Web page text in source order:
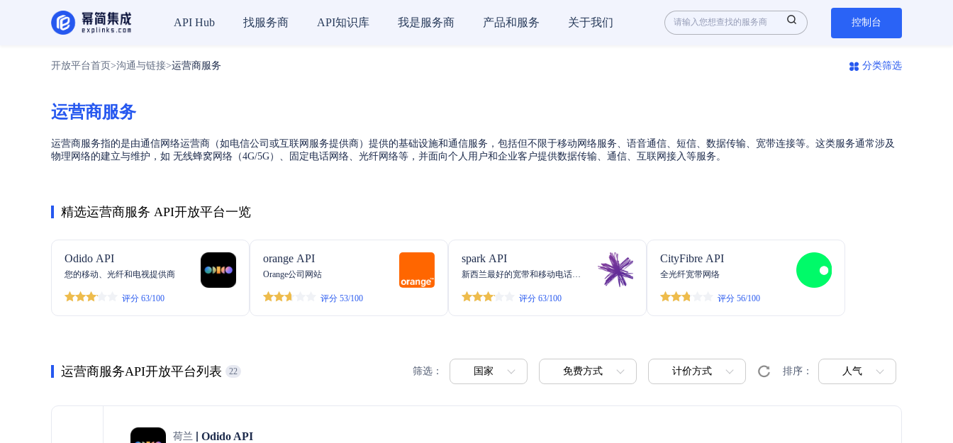
API Hub 找服务商 API知识库 我是服务商 产品和服务 关于我们 控制台
开放平台首页 >沟通与链接>运营商服务 分类筛选
运营商服务
运营商服务指的是由通信网络运营商（如电信公司或互联网服务提供商）提供的基础设施和通信服务，包括但不限于移动网络服务、语音通信、短信、数据传输、宽带连接等。这类服务通常涉及
物理网络的建立与维护，如 无线蜂窝网络（4G/5G）、固定电话网络、光纤网络等，并面向个人用户和企业客户提供数据传输、通信、互联网接入等服务。
精选运营商服务 API开放平台一览
Odido API
您的移动、光纤和电视提供商
评分 63/100
orange API
Orange公司网站
评分 53/100
spark API
新西兰最好的宽带和移动电话计
评分 63/100
CityFibre API
全光纤宽带网络
评分 56/100
运营商服务API开放平台列表 22 筛选： 国家 免费方式 计价方式 排序： 人气
荷兰 Odido API